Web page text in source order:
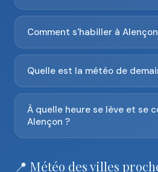
Comment s'habiller à
Quelle est la météo de
À quelle heure se lève et se
Alençon ?
📍 Météo des villes